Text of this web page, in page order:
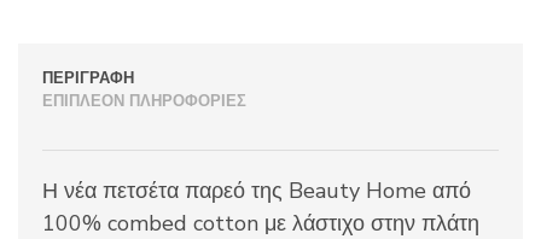
ΠΕΡΙΓΡΑΦΉ
ΕΠΙΠΛΈΟΝ ΠΛΗΡΟΦΟΡΊΕΣ
Η νέα πετσέτα παρεό της Beauty Home από
100% combed cotton με λάστιχο στην πλάτη